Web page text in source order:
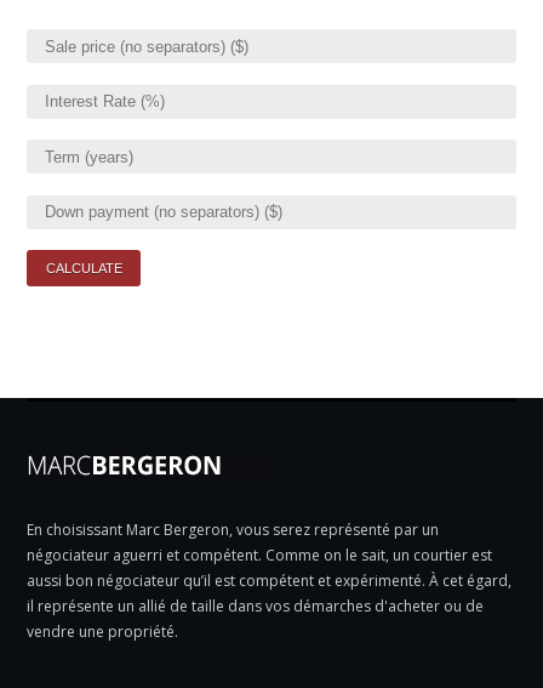
En choisissant Marc Bergeron, vous serez représenté par un
négociateur aguerri et compétent. Comme on le sait, un courtier est
aussi bon négociateur qu’il est compétent et expérimenté. À cet égard,
il représente un allié de taille dans vos démarches d'acheter ou de
vendre une propriété.